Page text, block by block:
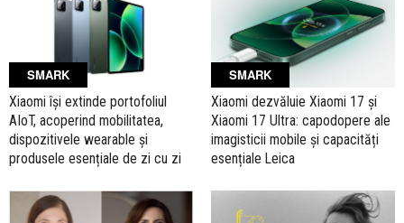
SMARK
Xiaomi își extinde portofoliul
AIoT, acoperind mobilitatea,
dispozitivele wearable și
produsele esențiale de zi cu zi
SMARK
Xiaomi dezvăluie Xiaomi 17 și
Xiaomi 17 Ultra: capodopere ale
imagisticii mobile și capacități
esențiale Leica